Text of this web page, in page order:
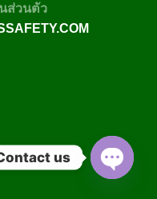
ส่วนตัว
us